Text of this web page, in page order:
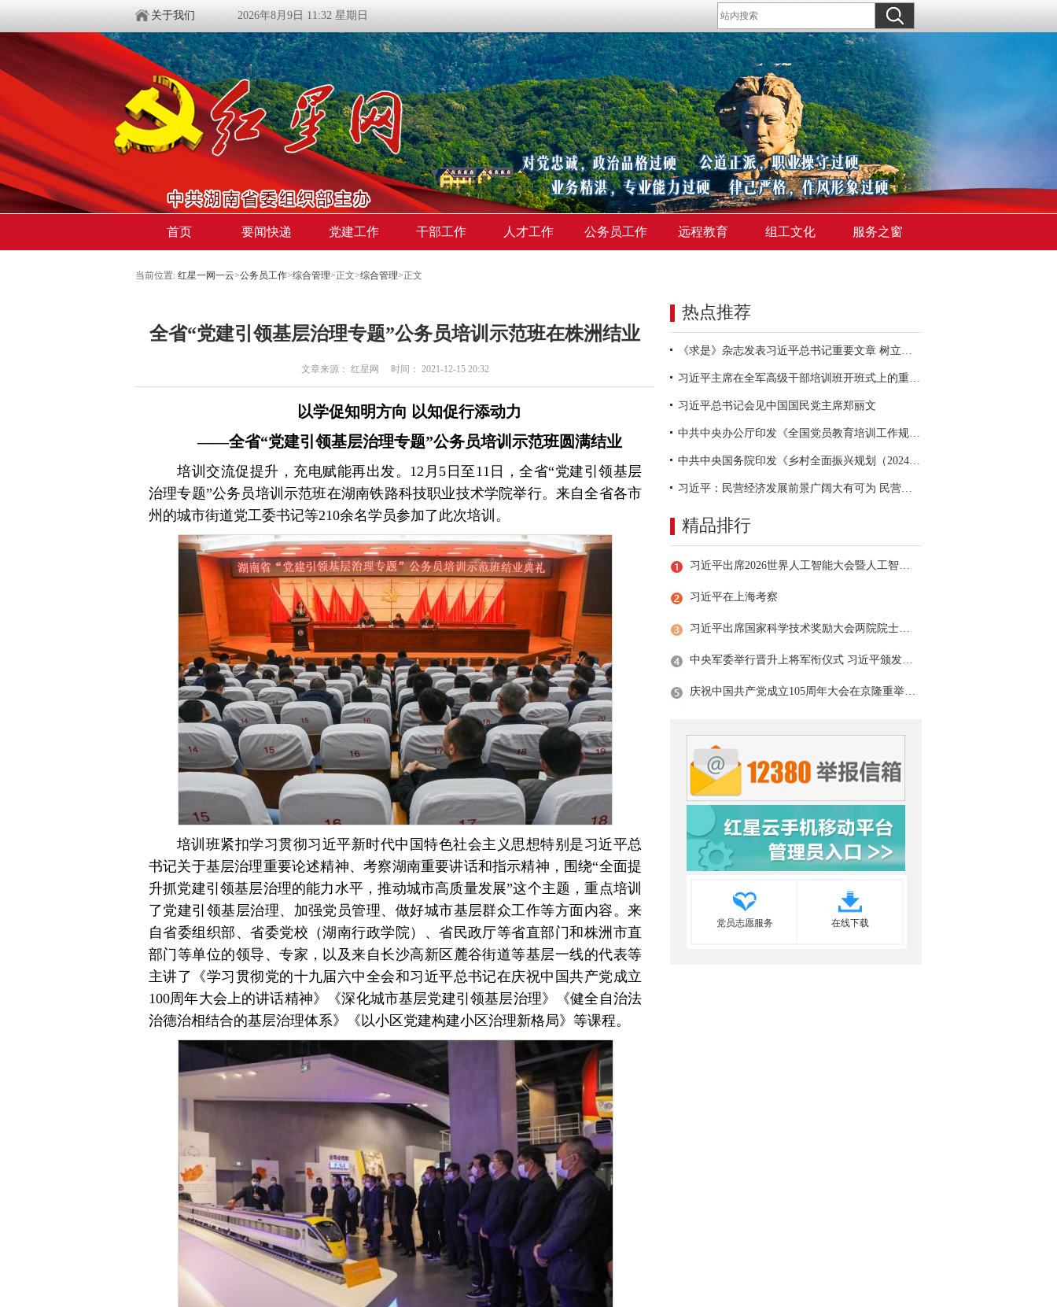
关于我们 2026年8月9日 11:32 星期日
首页 要闻快递 党建工作 干部工作 人才工作 公务员工作 远程教育 组工文化 服务之窗
当前位置: 红星一网一云>公务员工作>综合管理>正文>综合管理>正文
全省“党建引领基层治理专题”公务员培训示范班在株洲结业
文章来源： 红星网 时间： 2021-12-15 20:32
以学促知明方向 以知促行添动力
——全省“党建引领基层治理专题”公务员培训示范班圆满结业
培训交流促提升，充电赋能再出发。12月5日至11日，全省“党建引领基层
治理专题”公务员培训示范班在湖南铁路科技职业技术学院举行。来自全省各市
州的城市街道党工委书记等210余名学员参加了此次培训。
培训班紧扣学习贯彻习近平新时代中国特色社会主义思想特别是习近平总
书记关于基层治理重要论述精神、考察湖南重要讲话和指示精神，围绕“全面提
升抓党建引领基层治理的能力水平，推动城市高质量发展”这个主题，重点培训
了党建引领基层治理、加强党员管理、做好城市基层群众工作等方面内容。来
自省委组织部、省委党校（湖南行政学院）、省民政厅等省直部门和株洲市直
部门等单位的领导、专家，以及来自长沙高新区麓谷街道等基层一线的代表等
主讲了《学习贯彻党的十九届六中全会和习近平总书记在庆祝中国共产党成立
100周年大会上的讲话精神》《深化城市基层党建引领基层治理》《健全自治法
治德治相结合的基层治理体系》《以小区党建构建小区治理新格局》等课程。
热点推荐
《求是》杂志发表习近平总书记重要文章 树立和践行正确政绩观
习近平主席在全军高级干部培训班开班式上的重要讲话引领全军开展思想整风、深化政治整训
习近平总书记会见中国国民党主席郑丽文
中共中央办公厅印发《全国党员教育培训工作规划（2024－2028年）》
中共中央国务院印发《乡村全面振兴规划（2024—2027年）》
习近平：民营经济发展前景广阔大有可为 民营企业和民营企业家大显身手正当其时
精品排行
习近平出席2026世界人工智能大会暨人工智能全球治理高级别会议开幕式并发表主旨讲话
习近平在上海考察
习近平出席国家科学技术奖励大会两院院士大会中国科协第十一次全国代表大会并发表重要讲话
中央军委举行晋升上将军衔仪式 习近平颁发命令状并向晋衔的军官表示祝贺
庆祝中国共产党成立105周年大会在京隆重举行 习近平发表重要讲话
党员志愿服务 在线下载